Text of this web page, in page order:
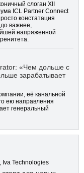
слоган XII
ICL Partner Connect
констатация
важнее,
напряженной
«Чем дольше с
зарабатывает
её канальной
ею направления
генеральный
Technologies